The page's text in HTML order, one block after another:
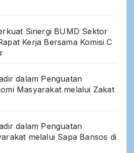
Sinergi BUMD Sektor
Kerja Bersama Komisi C
dalam Penguatan
Masyarakat melalui Zakat
dalam Penguatan
melalui Sapa Bansos di